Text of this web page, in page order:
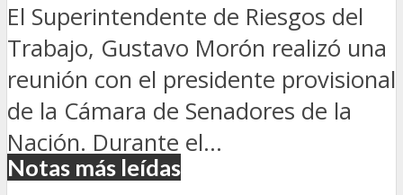
El Superintendente de Riesgos del
Trabajo, Gustavo Morón realizó una
reunión con el presidente provisional
de la Cámara de Senadores de la
Nación. Durante el...
Notas más leídas